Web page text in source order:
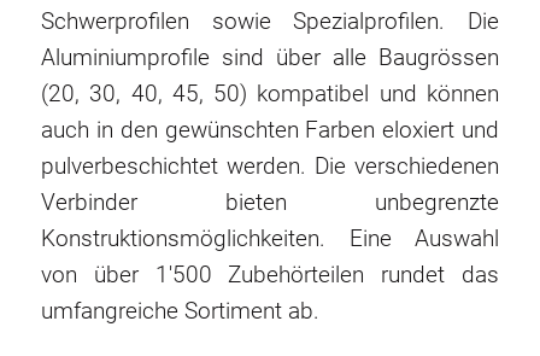
Schwerprofilen sowie Spezialprofilen. Die
Aluminiumprofile sind über alle Baugrössen
(20, 30, 40, 45, 50) kompatibel und können
auch in den gewünschten Farben eloxiert und
pulverbeschichtet werden. Die verschiedenen
Verbinder bieten unbegrenzte
Konstruktionsmöglichkeiten. Eine Auswahl
von über 1'500 Zubehörteilen rundet das
umfangreiche Sortiment ab.